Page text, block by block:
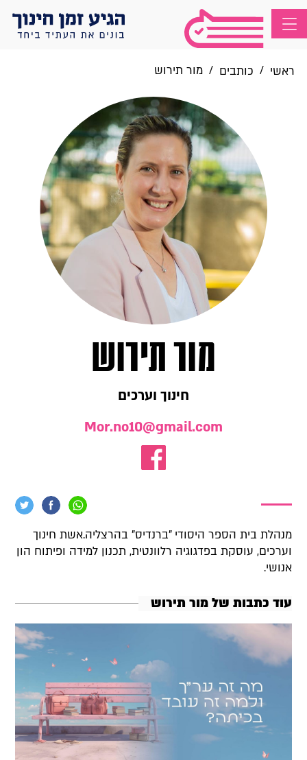
ראשי / כותבים / מור תירוש
מנהלת בית הספר היסודי "ברנדיס" בהרצליה.אשת חינוך
וערכים, עוסקת בפדגוגיה רלוונטית, תכנון למידה ופיתוח הון
אנושי.
עוד כתבות של מור תירוש
מור תירוש
חינוך וערכים
Mor.no10@gmail.com